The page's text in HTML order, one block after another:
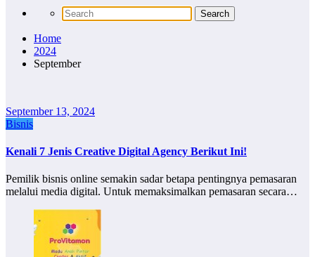
Home
2024
September
September 13, 2024
Bisnis
Kenali 7 Jenis Creative Digital Agency Berikut Ini!
Pemilik bisnis online semakin sadar betapa pentingnya pemasaran
melalui media digital. Untuk memaksimalkan pemasaran secara…